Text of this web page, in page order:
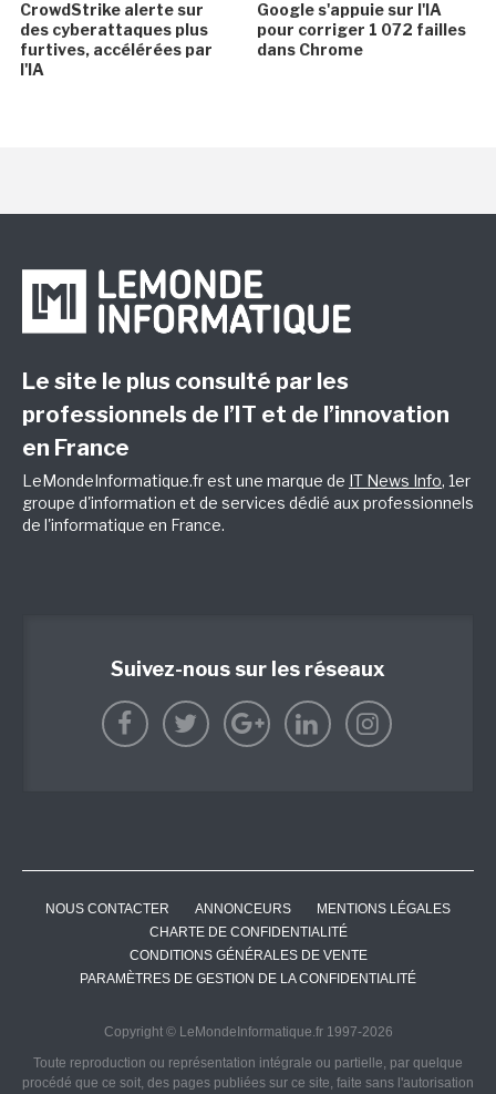
CrowdStrike alerte sur
des cyberattaques plus
furtives, accélérées par
l'IA
Google s'appuie sur l'IA
pour corriger 1 072 failles
dans Chrome
Le site le plus consulté par les
professionnels de l’IT et de l’innovation
en France
LeMondeInformatique.fr est une marque de IT News Info, 1er
groupe d'information et de services dédié aux professionnels
de l'informatique en France.
Suivez-nous sur les réseaux
NOUS CONTACTER ANNONCEURS
MENTIONS LÉGALES
CHARTE DE CONFIDENTIALITÉ
CONDITIONS GÉNÉRALES DE VENTE
PARAMÈTRES DE GESTION DE LA CONFIDENTIALITÉ
Copyright © LeMondeInformatique.fr 1997-2026
Toute reproduction ou représentation intégrale ou partielle, par quelque
procédé que ce soit, des pages publiées sur ce site, faite sans l'autorisation